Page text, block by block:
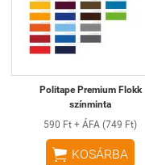
Politape Premium Flokk
színminta
590 Ft + ÁFA (749 Ft)
 KOSÁRBA